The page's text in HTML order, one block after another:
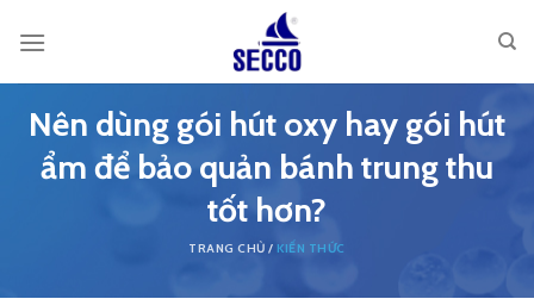
KIẾN THỨC
Nên dùng gói hút oxy hay gói hút
ẩm để bảo quản bánh trung thu
tốt hơn?